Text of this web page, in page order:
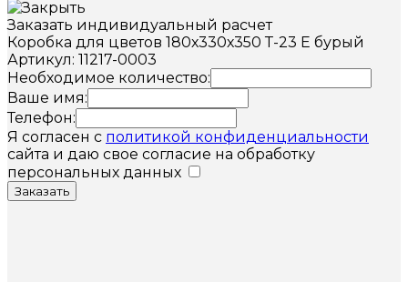
Заказать индивидуальный расчет
Коробка для цветов 180х330х350 Т-23 Е бурый
Артикул: 11217-0003
Необходимое количество:
Ваше имя:
Телефон:
Я согласен с политикой конфиденциальности
сайта и даю свое согласие на обработку
персональных данных
Заказать